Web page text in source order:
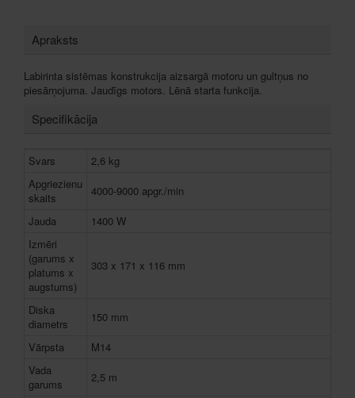
Apraksts
Labirinta sistēmas konstrukcija aizsargā motoru un gultņus no
piesārņojuma. Jaudīgs motors. Lēnā starta funkcija.
Specifikācija
Svars
2,6 kg
Apgriezienu
skaits
4000-9000 apgr./min
Jauda
1400 W
Izmēri
(garums x
platums x
augstums)
303 x 171 x 116 mm
Diska
diametrs
150 mm
Vārpsta
M14
Vada
garums
2,5 m